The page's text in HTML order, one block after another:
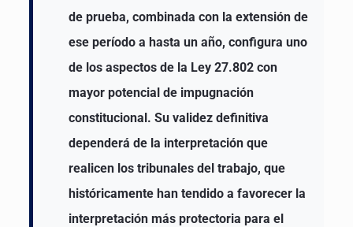
de prueba, combinada con la extensión de
ese período a hasta un año, configura uno
de los aspectos de la Ley 27.802 con
mayor potencial de impugnación
constitucional. Su validez definitiva
dependerá de la interpretación que
realicen los tribunales del trabajo, que
históricamente han tendido a favorecer la
interpretación más protectoria para el